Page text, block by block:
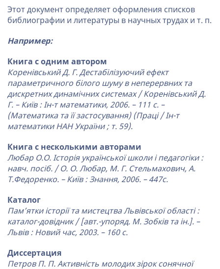
Этот документ определяет оформления списков
библиографии и литературы в научных трудах и т. п.
Например:
Книга с одним автором
Коренівський Д. Г. Дестабілізуючий ефект
параметричного білого шуму в неперервних та
дискретних динамічних системах / Коренівський Д.
Г. – Київ : Ін-т математики, 2006. – 111 с. –
(Математика та її застосування) (Праці / Ін-т
математики НАН України ; т. 59).
Книга с несколькими авторами
Любар О.О. Історія української школи і педагогіки :
навч. посіб. / О. О. Любар, М. Г. Стельмахович, А.
Т.Федоренко. – Київ : Знання, 2006. – 447с.
Каталог
Пам’ятки історії та мистецтва Львівської області :
каталог-довідник / [авт.-упоряд. М. Зобків та ін.]. –
Львів : Новий час, 2003. – 160 с.
Диссертация
Петров П. П. Активність молодих зірок сонячної